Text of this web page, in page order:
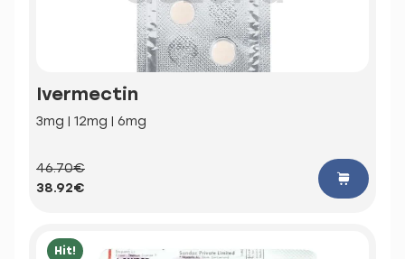
Ivermectin
3mg | 12mg | 6mg
46.70€
38.92€
Hit!